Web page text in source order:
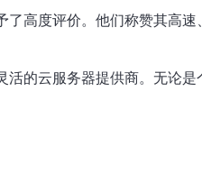
高度评价。他们称赞其高
的云服务器提供商。无论